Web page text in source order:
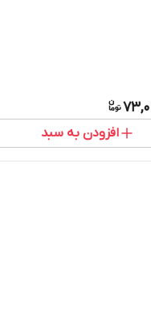
افزودن به سبد